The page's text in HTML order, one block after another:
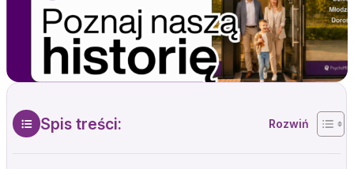
Spis treści: